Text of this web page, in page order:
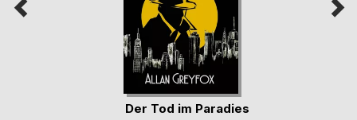
Der Tod im Paradies